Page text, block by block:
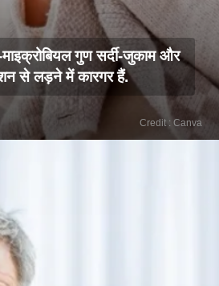
माइक्रोबियल गुण सर्दी-जुकाम और
से लड़ने में कारगर हैं.
Credit : Canva